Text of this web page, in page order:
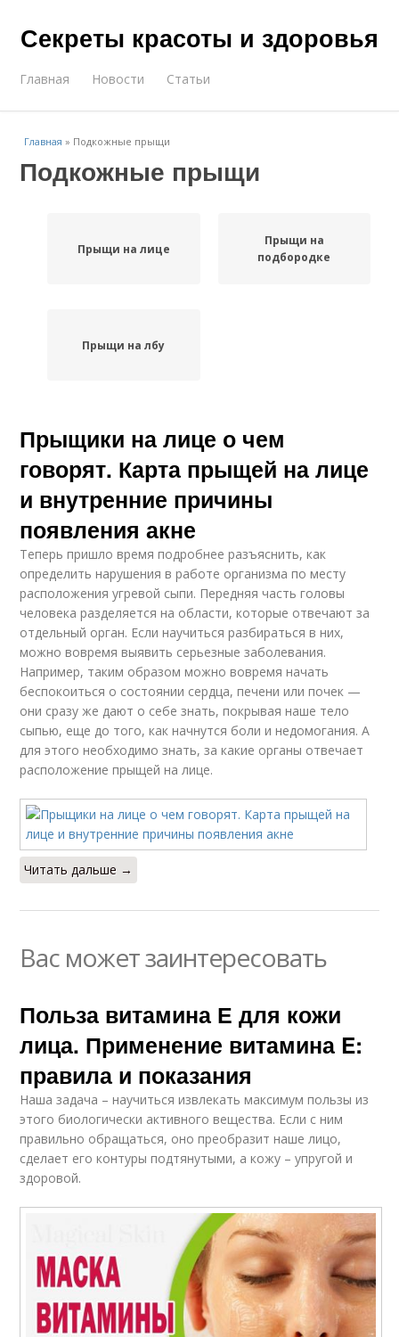
Секреты красоты и здоровья
Главная Новости Статьи
Главная » Подкожные прыщи
Подкожные прыщи
Прыщи на лице
Прыщи на
подбородке
Прыщи на лбу
Прыщики на лице о чем
говорят. Карта прыщей на лице
и внутренние причины
появления акне
Теперь пришло время подробнее разъяснить, как
определить нарушения в работе организма по месту
расположения угревой сыпи. Передняя часть головы
человека разделяется на области, которые отвечают за
отдельный орган. Если научиться разбираться в них,
можно вовремя выявить серьезные заболевания.
Например, таким образом можно вовремя начать
беспокоиться о состоянии сердца, печени или почек —
они сразу же дают о себе знать, покрывая наше тело
сыпью, еще до того, как начнутся боли и недомогания. А
для этого необходимо знать, за какие органы отвечает
расположение прыщей на лице.
Читать дальше →
Вас может заинтересовать
Польза витамина Е для кожи
лица. Применение витамина E:
правила и показания
Наша задача – научиться извлекать максимум пользы из
этого биологически активного вещества. Если с ним
правильно обращаться, оно преобразит наше лицо,
сделает его контуры подтянутыми, а кожу – упругой и
здоровой.